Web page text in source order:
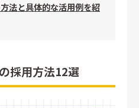
法と具体的な活用例を紹
採用方法12選